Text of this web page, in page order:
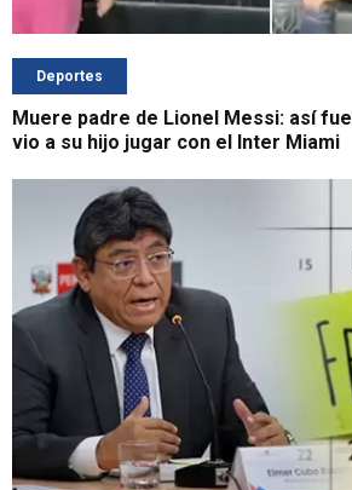
Deportes
Muere padre de Lionel Messi: así
vio a su hijo jugar con el Inter Miami